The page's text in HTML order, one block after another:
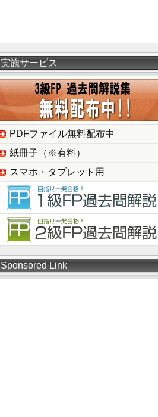
実施サービス
PDFファイル無料配布中
紙冊子（※有料）
スマホ・タブレット用
Sponsored Link